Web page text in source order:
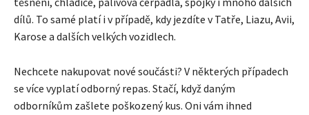
dílů. To samé platí i v případě, kdy jezdíte v Tatře, Liazu, Avii,
Karose a dalších velkých vozidlech.
Nechcete nakupovat nové součásti? V některých případech
se více vyplatí odborný repas. Stačí, když daným
odborníkům zašlete poškozený kus. Oni vám ihned